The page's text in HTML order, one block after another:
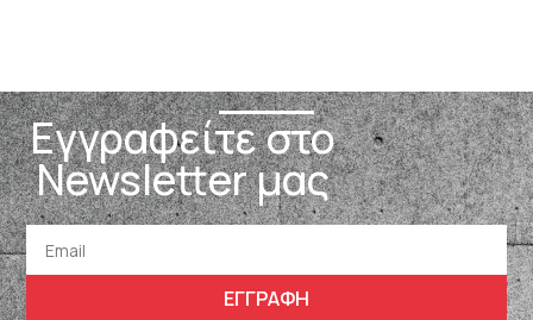
Εγγραφείτε στο
Newsletter μας
ΕΓΓΡΑΦΗ